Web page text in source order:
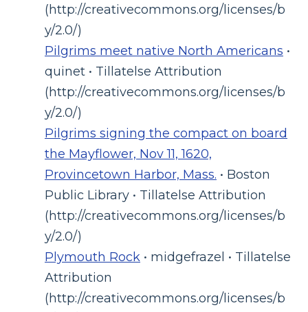
(http://creativecommons.org/licenses/b
y/2.0/)
Pilgrims meet native North Americans •
quinet • Tillatelse Attribution
(http://creativecommons.org/licenses/b
y/2.0/)
Pilgrims signing the compact on board
the Mayflower, Nov 11, 1620,
Provincetown Harbor, Mass. • Boston
Public Library • Tillatelse Attribution
(http://creativecommons.org/licenses/b
y/2.0/)
Plymouth Rock • midgefrazel • Tillatelse
Attribution
(http://creativecommons.org/licenses/b